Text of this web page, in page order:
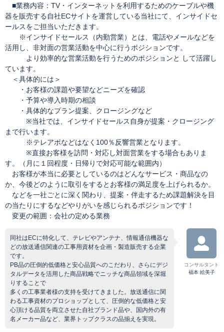
■業務内容：TV・インターネットを利用するためのケーブルや機
器を販売する自社ECサイトを運営している当社にて、インサイドセ
ールスをご担当いただきます。
※インサイドセールス（内勤営業）とは、電話やメールなどを
活用し、非対面の営業活動を中心に行うポジションです。
より効率的な営業活動を行うためのポジションと して活躍し
ています。
＜具体的には＞
・お客様の課題や要望などニーズを確認
・予算や導入時期の相談
・具体的なプラン提案、クロージングなど
※当社では、インサイドセールス自身が提案・クロージング
まで行います。
※テレアポなどはなく100％反響営業となります。
※直接お客様を訪問・対応し対面営業をする場合もありま
す。（月に１回程度・日帰りで対応可能な範囲内）
お客様が本当に必要としているのはどんなサービス・商品なの
か、今後どのように取引をするとお客様の満足度を上げられるか。
などを一社ごとに深く関わり、提案・伴走するため課題解決を目
の当たりにするなどやりがいを感じられるポジションです！
変更の範囲：会社の定める業務
同社はECに特化して、テレビやアンテナ、情報通信機器な
どの放送通信関連の工事用資材を企画・製造販売する企業
です。
PB品の圧倒的低価格と安心品質へのこだわり、さらにデジ
タルデータを活用した商品戦略でニッチな商品領域を深堀
りすることで
多くの工事業者様の支持を受けてきました。放送通信に関
わる工事資材のプロショップとして、圧倒的な低価格と安
心頂ける品質を両立させた自社ブランド品や、国内外の有
名メーカー品など、業界トップクラスの品揃えを実現。
コンサルタント
福本 絵美子